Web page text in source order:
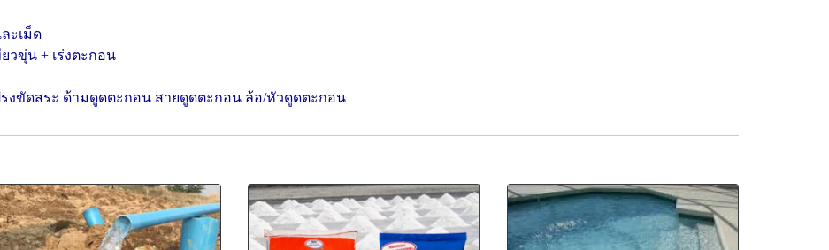
ะเม็ด
วขุ่น + เร่งตะกอน
งขัดสระ ด้ามดูดตะกอน สายดูดตะกอน ล้อ/หัวดูดตะกอน